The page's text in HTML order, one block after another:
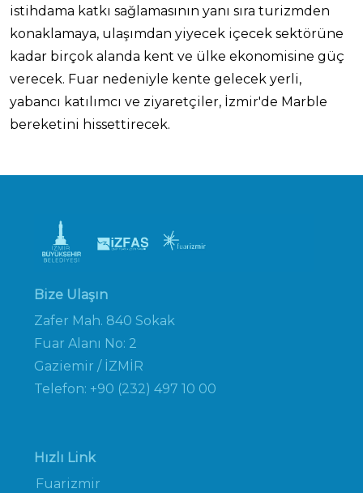
istihdama katkı sağlamasının yanı sıra turizmden
konaklamaya, ulaşımdan yiyecek içecek sektörüne
kadar birçok alanda kent ve ülke ekonomisine güç
verecek. Fuar nedeniyle kente gelecek yerli,
yabancı katılımcı ve ziyaretçiler, İzmir'de Marble
bereketini hissettirecek.
Bize Ulaşın
Zafer Mah. 840 Sokak
Fuar Alanı No: 2
Gaziemir / İZMİR
Telefon: +90 (232) 497 10 00
Hızlı Link
Fuarizmir